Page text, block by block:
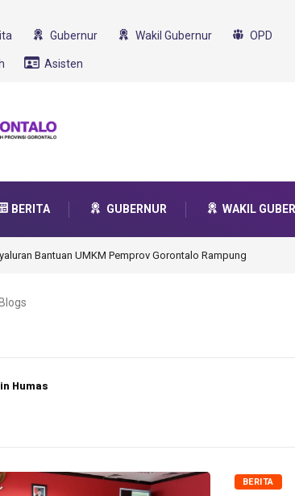
Gubernur Wakil Gubernur OPD
Asisten
BERITA GUBERNUR WAKIL
Ikut Dukung Program SMA Unggul Garuda Transformasi
Humas
BERITA